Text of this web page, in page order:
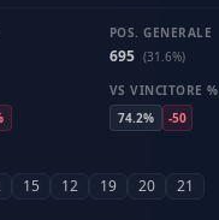
POS. GENERALE
695 (31.6%)
VS VINCITORE %
74.2%
-50
15 12 19 20 21